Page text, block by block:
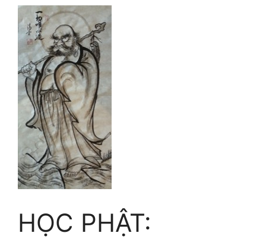
HỌC PHẬT: